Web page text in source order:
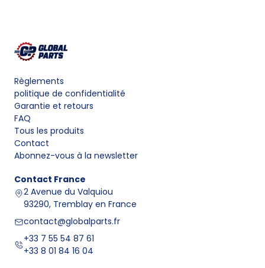
Règlements
politique de confidentialité
Garantie et retours
FAQ
Tous les produits
Contact
Abonnez-vous à la newsletter
Contact France
2 Avenue du Valquiou
93290, Tremblay en France
contact@globalparts.fr
+33 7 55 54 87 61
+33 8 01 84 16 04